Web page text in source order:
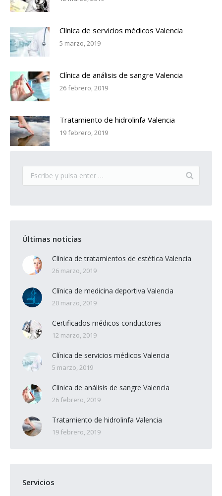
Clínica de servicios médicos Valencia
5 marzo, 2019
Clínica de análisis de sangre Valencia
26 febrero, 2019
Tratamiento de hidrolinfa Valencia
19 febrero, 2019
Últimas noticias
Clínica de tratamientos de estética Valencia
26 marzo, 2019
Clínica de medicina deportiva Valencia
20 marzo, 2019
Certificados médicos conductores
12 marzo, 2019
Clínica de servicios médicos Valencia
5 marzo, 2019
Clínica de análisis de sangre Valencia
26 febrero, 2019
Tratamiento de hidrolinfa Valencia
19 febrero, 2019
Servicios